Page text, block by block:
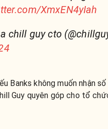
XmxEN4yIah
chill guy cto
Banks không muốn nhận
Guy quyên góp cho tổ